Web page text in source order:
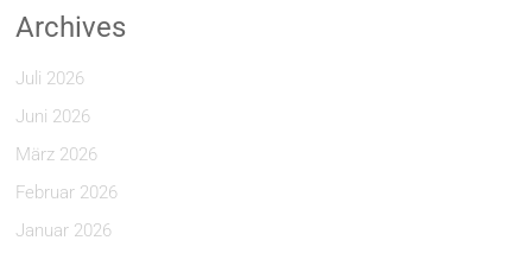
Archives
Juli 2026
Juni 2026
März 2026
Februar 2026
Januar 2026